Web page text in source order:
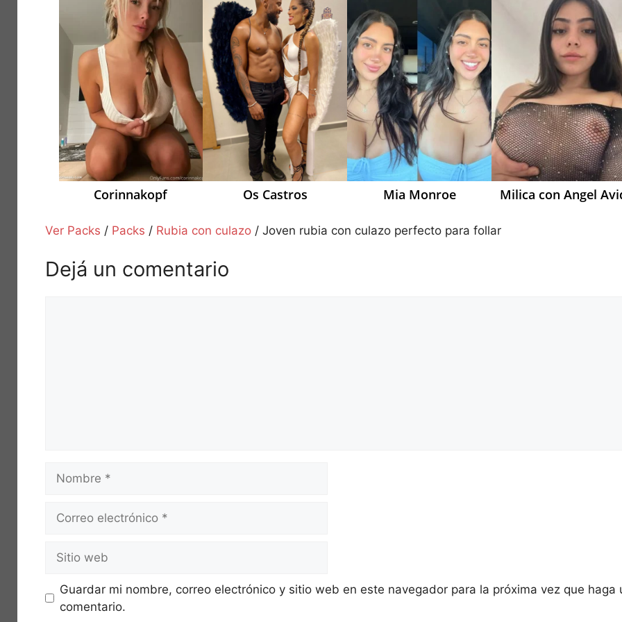
Corinnakopf Os Castros Mia Monroe Milica con Angel
Ver Packs / Packs / Rubia con culazo/ Joven rubia con culazo perfecto para follar
Dejá un comentario
electrónico
web
Guardar mi nombre, correo electrónico y sitio web en este navegador para la próxima vez que haga
comentario.